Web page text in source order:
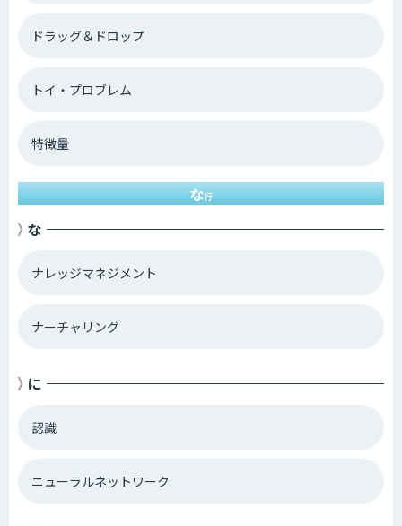
ドラッグ＆ドロップ
トイ・プロブレム
特徴量
な行
な
ナレッジマネジメント
ナーチャリング
に
認識
ニューラルネットワーク